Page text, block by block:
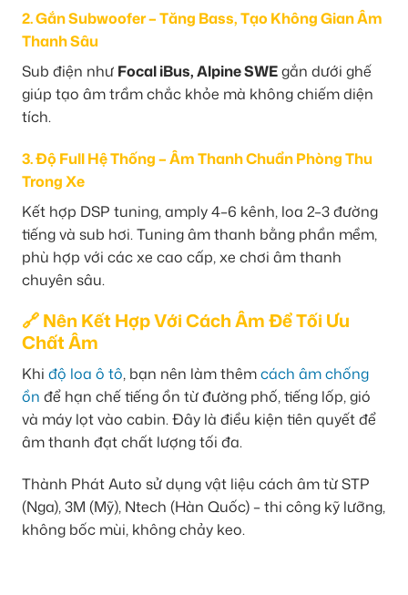
2. Gắn Subwoofer – Tăng Bass, Tạo Không Gian Âm
Thanh Sâu
Sub điện như Focal iBus, Alpine SWEgắn dưới ghế
giúp tạo âm trầm chắc khỏe mà không chiếm diện
tích.
3. Độ Full Hệ Thống – Âm Thanh Chuẩn Phòng Thu
Trong Xe
Kết hợp DSP tuning, amply 4–6 kênh, loa 2–3 đường
tiếng và sub hơi. Tuning âm thanh bằng phần mềm,
phù hợp với các xe cao cấp, xe chơi âm thanh
chuyên sâu.
🔗 Nên Kết Hợp Với Cách Âm Để Tối Ưu
Chất Âm
Khi độ loa ô tô, bạn nên làm thêmcách âm chống
ồn để hạn chế tiếng ồn từ đường phố, tiếng lốp, gió
và máy lọt vào cabin. Đây là điều kiện tiên quyết để
âm thanh đạt chất lượng tối đa.
Thành Phát Auto sử dụng vật liệu cách âm từ STP
(Nga), 3M (Mỹ), Ntech (Hàn Quốc) – thi công kỹ lưỡng,
không bốc mùi, không chảy keo.